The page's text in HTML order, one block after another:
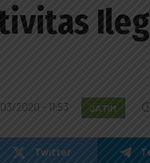
03/2020 - 11:53 JATIM
Twitter